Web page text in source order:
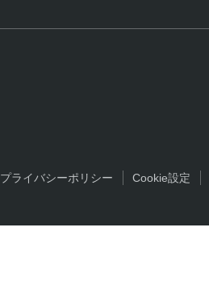
プライバシーポリシー Cookie設定